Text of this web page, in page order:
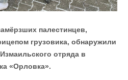
палестинцев,
грузовика, обнаружили
отряда в
«Орловка».